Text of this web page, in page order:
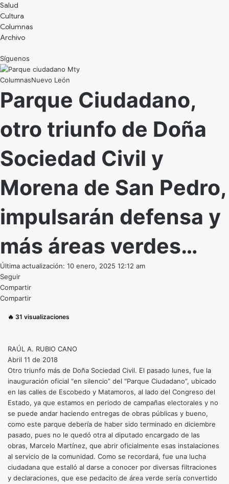
Salud
Cultura
Archivo
Síguenos
Nuevo León
Parque Ciudadano,
otro triunfo de Doña
Sociedad Civil y
Morena de San Pedro,
impulsarán defensa y
más áreas verdes…
Última actualización: 10 enero, 2025 12:12 am
Seguir
Compartir
Compartir
🔥 31 visualizaciones
RAÚL A. RUBIO CANO
Abril 11 de 2018
Otro triunfo más de Doña Sociedad Civil. El pasado lunes, fue la
inauguración oficial “en silencio” del “Parque Ciudadano”, ubicado
en las calles de Escobedo y Matamoros, al lado del Congreso del
Estado, ya que estamos en periodo de campañas electorales y no
se puede andar haciendo entregas de obras públicas y bueno,
como este parque debería de haber sido terminado en diciembre
pasado, pues no le quedó otra al diputado encargado de las
obras, Marcelo Martínez, que abrir oficialmente esas instalaciones
al servicio de la comunidad. Como se recordará, fue una lucha
ciudadana que estalló al darse a conocer por diversas filtraciones
y declaraciones, que ese pedacito de área verde sería convertido